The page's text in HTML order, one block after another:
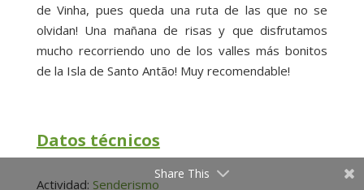
de Vinha, pues queda una ruta de las que no se
olvidan! Una mañana de risas y que disfrutamos
mucho recorriendo uno de los valles más bonitos
de la Isla de Santo Antão! Muy recomendable!
Datos técnicos
Actividad: Senderismo
Share This